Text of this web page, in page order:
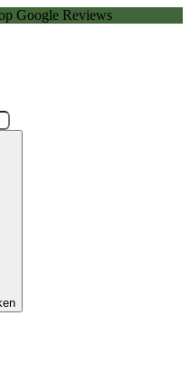
Google Reviews